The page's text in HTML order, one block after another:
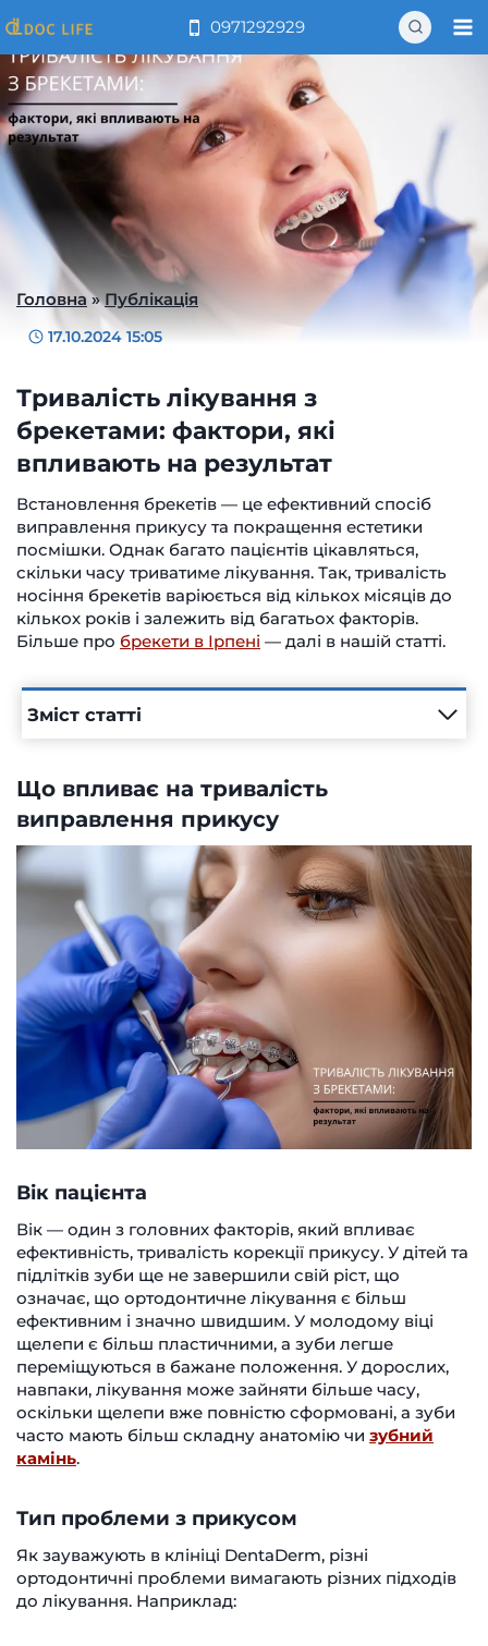
до
вмісту
0971292929
Головна »Публікація
17.10.2024 15:05
Тривалість лікування з
брекетами: фактори, які
впливають на результат
Встановлення брекетів — це ефективний спосіб
виправлення прикусу та покращення естетики
посмішки. Однак багато пацієнтів цікавляться,
скільки часу триватиме лікування. Так, тривалість
носіння брекетів варіюється від кількох місяців до
кількох років і залежить від багатьох факторів.
Більше про брекети в Ірпені — далі в нашій статті.
Зміст статті
Що впливає на тривалість
виправлення прикусу
Вік пацієнта
Вік — один з головних факторів, який впливає
ефективність, тривалість корекції прикусу. У дітей та
підлітків зуби ще не завершили свій ріст, що
означає, що ортодонтичне лікування є більш
ефективним і значно швидшим. У молодому віці
щелепи є більш пластичними, а зуби легше
переміщуються в бажане положення. У дорослих,
навпаки, лікування може зайняти більше часу,
оскільки щелепи вже повністю сформовані, а зуби
часто мають більш складну анатомію чи зубний
камінь.
Тип проблеми з прикусом
Як зауважують в клініці DentaDerm, різні
ортодонтичні проблеми вимагають різних підходів
до лікування. Наприклад: